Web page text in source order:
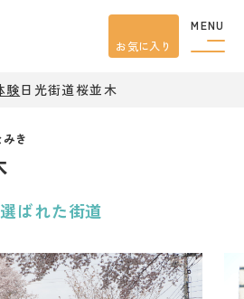
MENU
お気に入り
験日光街道桜並木
ばれた街道
観光案内
イベント
宿泊
アクセス